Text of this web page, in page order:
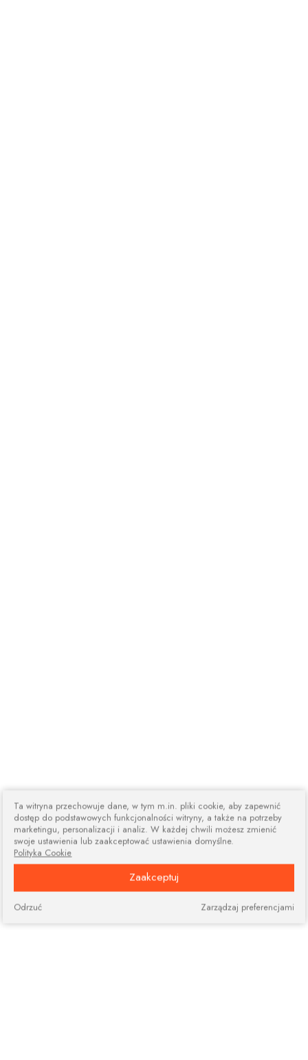
Ta witryna przechowuje dane, w tym m.in. pliki cookie, aby zapewnić
dostęp do podstawowych funkcjonalności witryny, a także na potrzeby
marketingu, personalizacji i analiz. W każdej chwili możesz zmienić
swoje ustawienia lub zaakceptować ustawienia domyślne.
Polityka Cookie
Zaakceptuj
Zarządzaj preferencjami
Odrzuć